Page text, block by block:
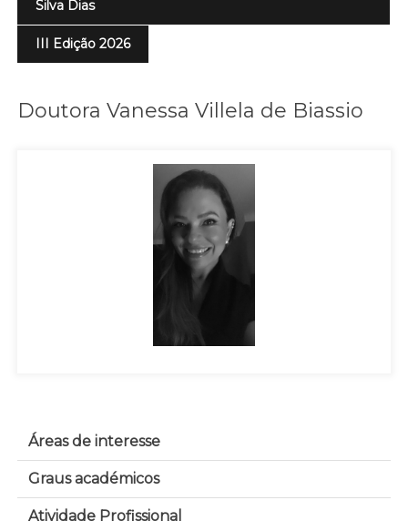
Silva Dias
III Edição 2026
Doutora Vanessa Villela de Biassio
Áreas de interesse
Graus académicos
Atividade Profissional